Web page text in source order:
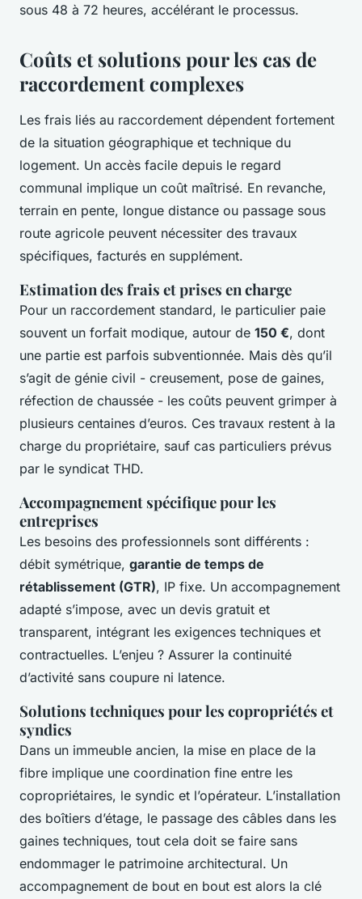
sous 48 à 72 heures, accélérant le processus.
Coûts et solutions pour les cas de
raccordement complexes
Les frais liés au raccordement dépendent fortement
de la situation géographique et technique du
logement. Un accès facile depuis le regard
communal implique un coût maîtrisé. En revanche,
terrain en pente, longue distance ou passage sous
route agricole peuvent nécessiter des travaux
spécifiques, facturés en supplément.
Estimation des frais et prises en charge
Pour un raccordement standard, le particulier paie
souvent un forfait modique, autour de 150 €, dont
une partie est parfois subventionnée. Mais dès qu’il
s’agit de génie civil - creusement, pose de gaines,
réfection de chaussée - les coûts peuvent grimper à
plusieurs centaines d’euros. Ces travaux restent à la
charge du propriétaire, sauf cas particuliers prévus
par le syndicat THD.
Accompagnement spécifique pour les
entreprises
Les besoins des professionnels sont différents :
débit symétrique, garantie de temps de
rétablissement (GTR), IP fixe. Un accompagnement
adapté s’impose, avec un devis gratuit et
transparent, intégrant les exigences techniques et
contractuelles. L’enjeu ? Assurer la continuité
d’activité sans coupure ni latence.
Solutions techniques pour les copropriétés et
syndics
Dans un immeuble ancien, la mise en place de la
fibre implique une coordination fine entre les
copropriétaires, le syndic et l’opérateur. L’installation
des boîtiers d’étage, le passage des câbles dans les
gaines techniques, tout cela doit se faire sans
endommager le patrimoine architectural. Un
accompagnement de bout en bout est alors la clé